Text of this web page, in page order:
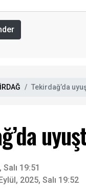
Tekirdağ’da
19:51
2025, Salı 19:52